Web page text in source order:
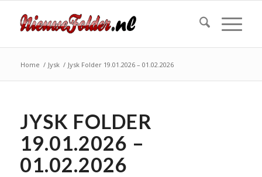
Home / Jysk / Jysk Folder 19.01.2026 – 01.02.2026
JYSK FOLDER
19.01.2026 –
01.02.2026